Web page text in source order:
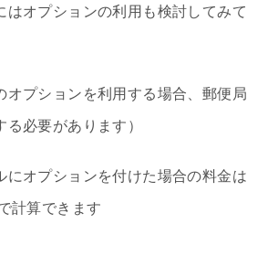
はオプションの利用も検討してみて
オプションを利用する場合、郵便局
必要があります）
オプションを付けた場合の料金は
計算できます